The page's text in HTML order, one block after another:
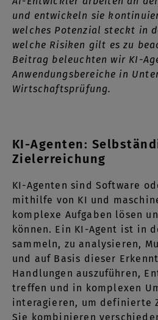
und entwickeln sie
welches Potenzial steckt in
welche Risiken gilt es zu
Beitrag beleuchten wir KI-
Anwendungsbereiche in
Wirtschaftsprüfung.
KI-Agenten:
Zielerreichung
KI-Agenten sind Software
mithilfe von KI und
komplexe Aufgaben lösen
können. Ein KI-Agent ist in
sammeln, zu analysieren,
und auf Basis dieser
Handlungen auszuführen,
treffen und in komplexen
interagieren, um definierte
Sie kombinieren